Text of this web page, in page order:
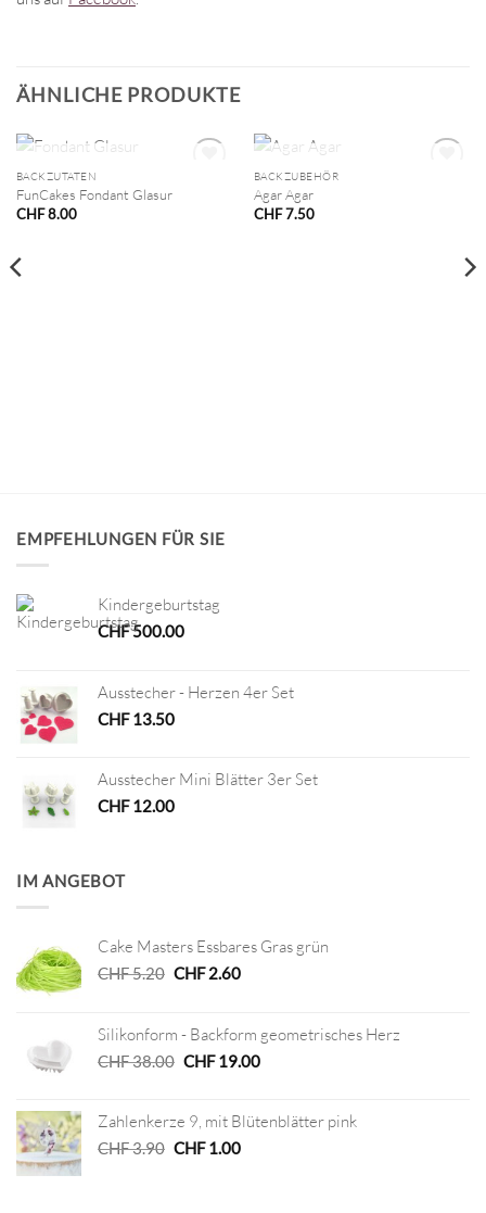
ÄHNLICHE PRODUKTE
NICHT VORRÄTIG
BACKZUTATEN
FunCakes Fondant Glasur
CHF8.00
NICHT VORRÄTIG
BACKZUBEHÖR
Agar Agar
CHF7.50
EMPFEHLUNGEN FÜR SIE
Kindergeburtstag
CHF500.00
Ausstecher - Herzen 4er Set
CHF13.50
Ausstecher Mini Blätter 3er Set
CHF12.00
IM ANGEBOT
Cake Masters Essbares Gras grün
CHF5.20 Ursprünglicher
CHF 5.20
CHF2.60Aktueller
CHF 2.60.
Silikonform - Backform geometrisches Herz
CHF38.00 Ursprünglicher
CHF 38.00
CHF19.00Aktueller
CHF 19.00.
Zahlenkerze 9, mit Blütenblätter pink
CHF3.90 Ursprünglicher
CHF1.00Aktueller